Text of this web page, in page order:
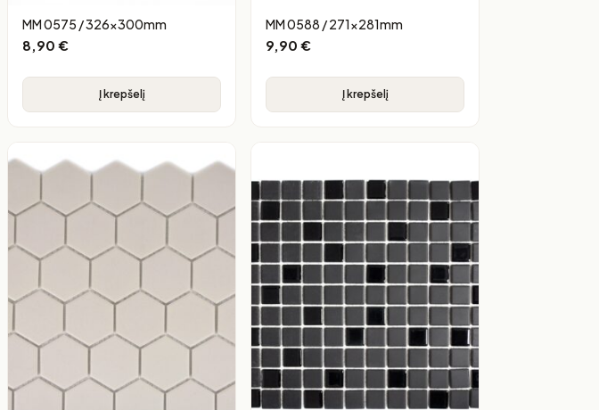
MM 0575 / 326x300mm
8,90 €
Į krepšelį
MM 0588 / 271x281mm
9,90 €
Į krepšelį